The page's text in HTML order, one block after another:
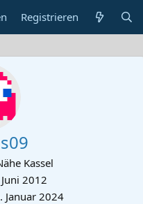
Registrieren
Kassel
2012
Januar 2024